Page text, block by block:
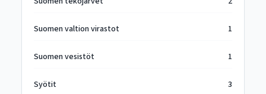
Suomen valtion virastot 1
Suomen vesistöt 1
Syötit 3